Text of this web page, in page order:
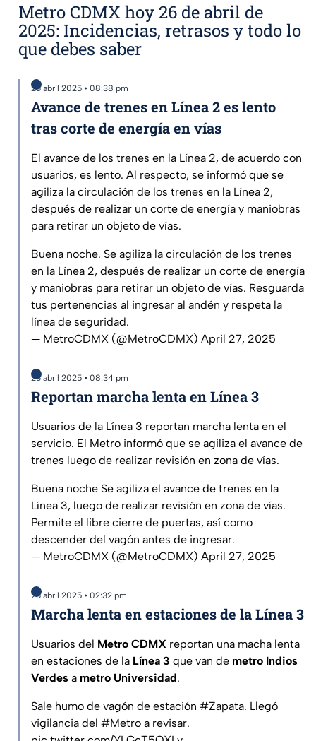
Metro CDMX hoy 26 de abril de
2025: Incidencias, retrasos y todo lo
que debes saber
26 abril 2025 • 08:38 pm
Avance de trenes en Línea 2 es lento
tras corte de energía en vías
El avance de los trenes en la Línea 2, de acuerdo con
usuarios, es lento. Al respecto, se informó que se
agiliza la circulación de los trenes en la Línea 2,
después de realizar un corte de energía y maniobras
para retirar un objeto de vías.
Buena noche. Se agiliza la circulación de los trenes
en la Línea 2, después de realizar un corte de energía
y maniobras para retirar un objeto de vías. Resguarda
tus pertenencias al ingresar al andén y respeta la
línea de seguridad.
— MetroCDMX (@MetroCDMX) April 27, 2025
26 abril 2025 • 08:34 pm
Reportan marcha lenta en Línea 3
Usuarios de la Línea 3 reportan marcha lenta en el
servicio. El Metro informó que se agiliza el avance de
trenes luego de realizar revisión en zona de vías.
Buena noche Se agiliza el avance de trenes en la
Línea 3, luego de realizar revisión en zona de vías.
Permite el libre cierre de puertas, así como
descender del vagón antes de ingresar.
— MetroCDMX (@MetroCDMX) April 27, 2025
26 abril 2025 • 02:32 pm
Marcha lenta en estaciones de la Línea 3
Usuarios del Metro CDMX reportan una macha lenta
en estaciones de la Línea 3 que van de metro Indios
Verdes a metro Universidad.
Sale humo de vagón de estación #Zapata. Llegó
vigilancia del #Metro a revisar.